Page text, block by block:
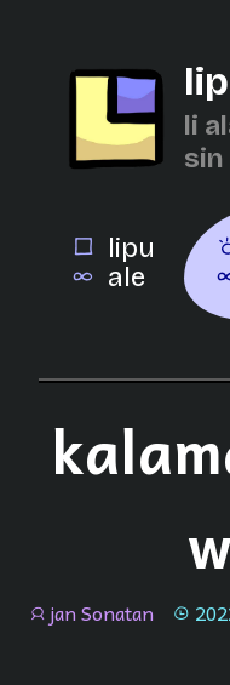
li
sin
lipu
ale
jan jan Sonatan tenpo